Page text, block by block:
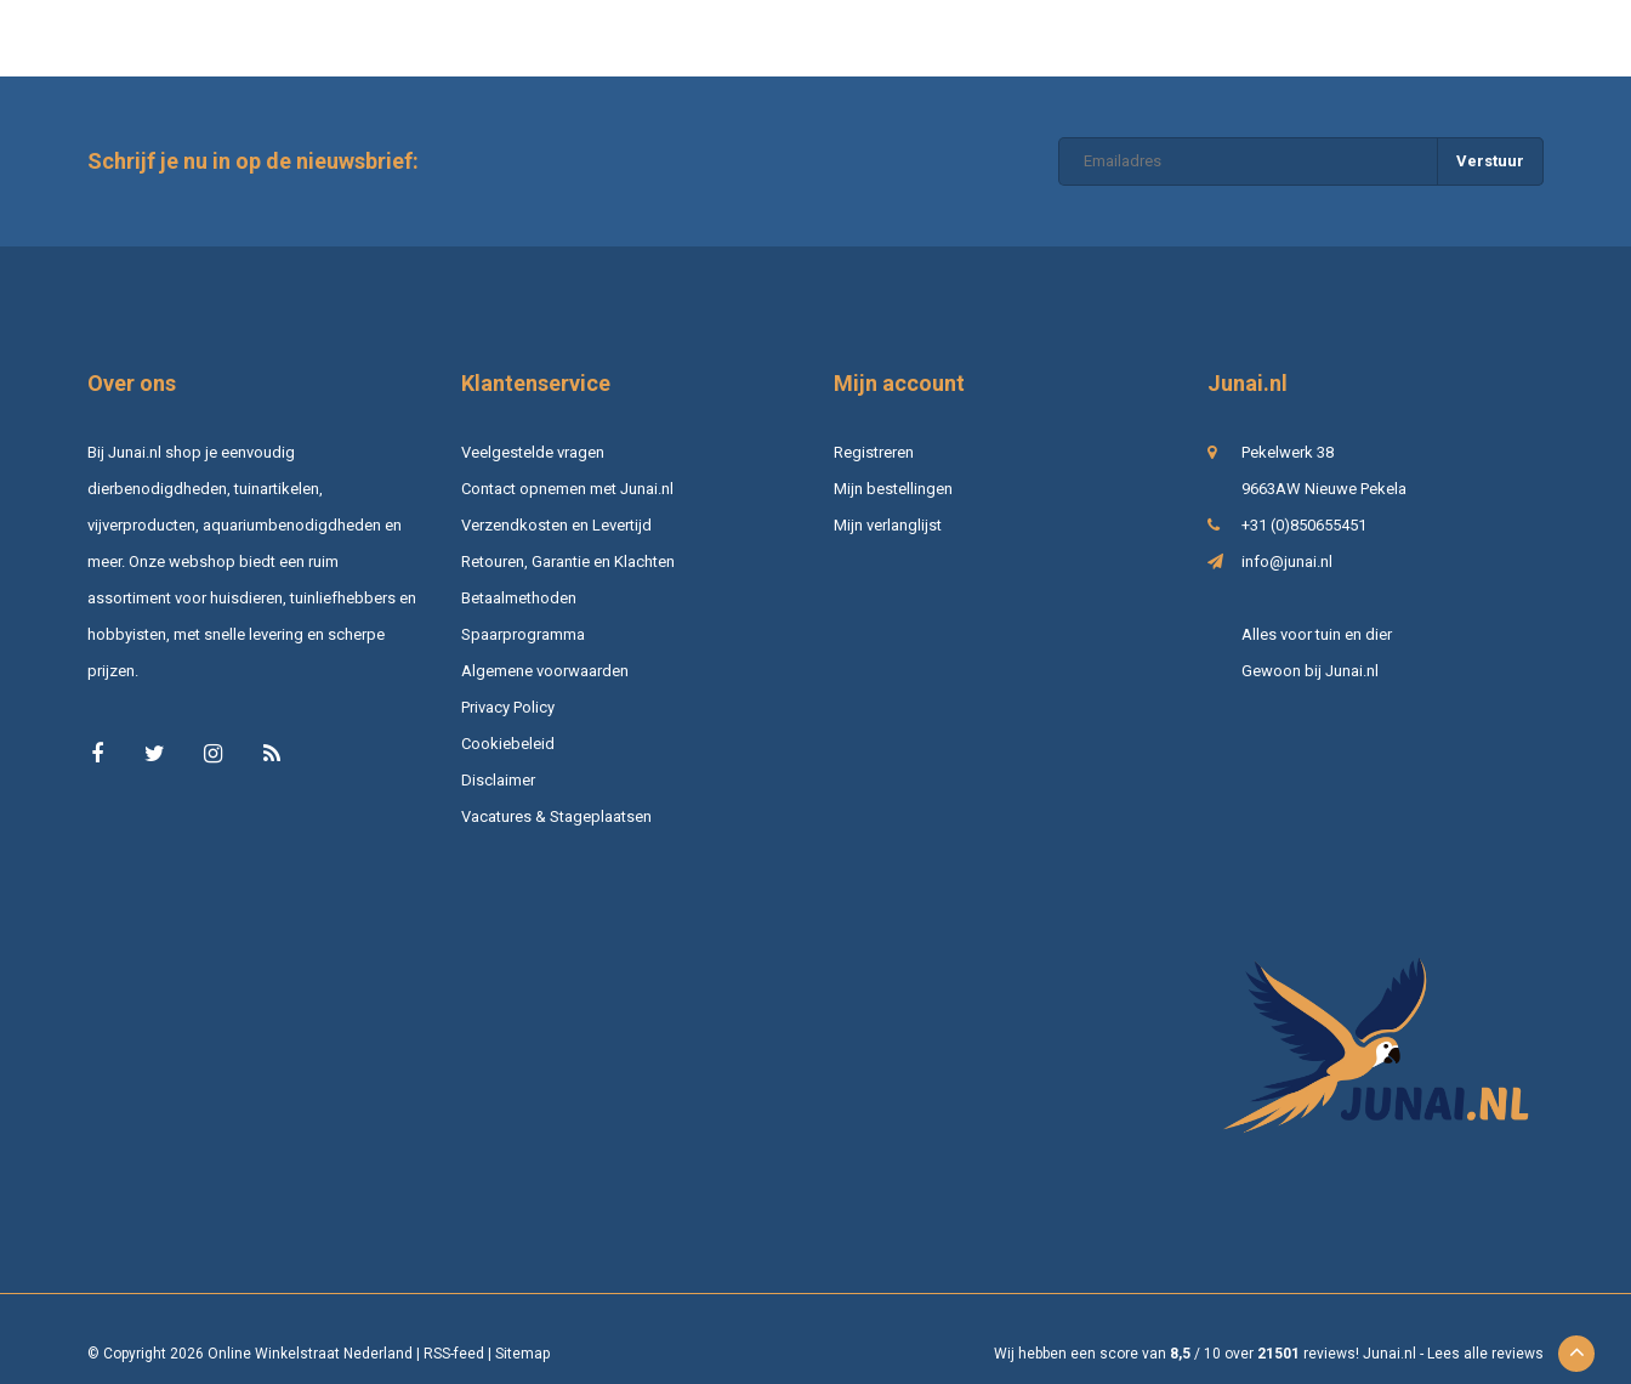
Schrijf je nu in op de nieuwsbrief: Verstuur
Over ons
Bij Junai.nl shop je eenvoudig
dierbenodigdheden, tuinartikelen,
vijverproducten, aquariumbenodigdheden en
meer. Onze webshop biedt een ruim
assortiment voor huisdieren, tuinliefhebbers en
hobbyisten, met snelle levering en scherpe
prijzen.
Klantenservice
Veelgestelde vragen
Contact opnemen met Junai.nl
Verzendkosten en Levertijd
Retouren, Garantie en Klachten
Betaalmethoden
Spaarprogramma
Algemene voorwaarden
Privacy Policy
Cookiebeleid
Disclaimer
Vacatures & Stageplaatsen
Mijn account
Registreren
Mijn bestellingen
Mijn verlanglijst
Junai.nl
Pekelwerk 38
9663AW Nieuwe Pekela
+31 (0)850655451
info@junai.nl
Alles voor tuin en dier
Gewoon bij Junai.nl
© Copyright 2026 Online Winkelstraat Nederland | RSS-feed | Sitemap Wij hebben een score van 8,5 / 10 over 21501 reviews! Junai.nl - Lees alle reviews